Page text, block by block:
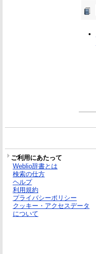
ご利用にあたって
Weblio辞書とは
検索の仕方
ヘルプ
利用規約
プライバシーポリシー
クッキー・アクセスデータ
について